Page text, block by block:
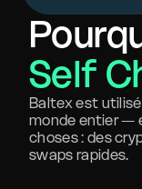
Self
Baltex est
monde entier —
choses : des
swaps rapides.